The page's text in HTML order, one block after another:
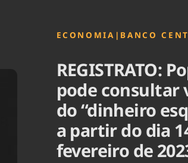
ECONOMIA | BANCO
REGISTRATO:
pode consultar
do “dinheiro
a partir do dia
fevereiro de